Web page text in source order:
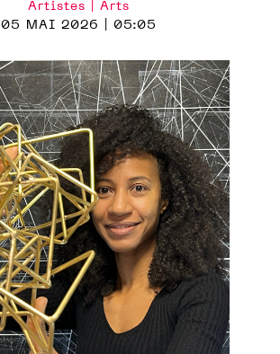
Artistes | Arts
05 MAI 2026 | 05:05